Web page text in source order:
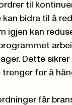
til
bidra til å
igjen kan
Dette
for å
får